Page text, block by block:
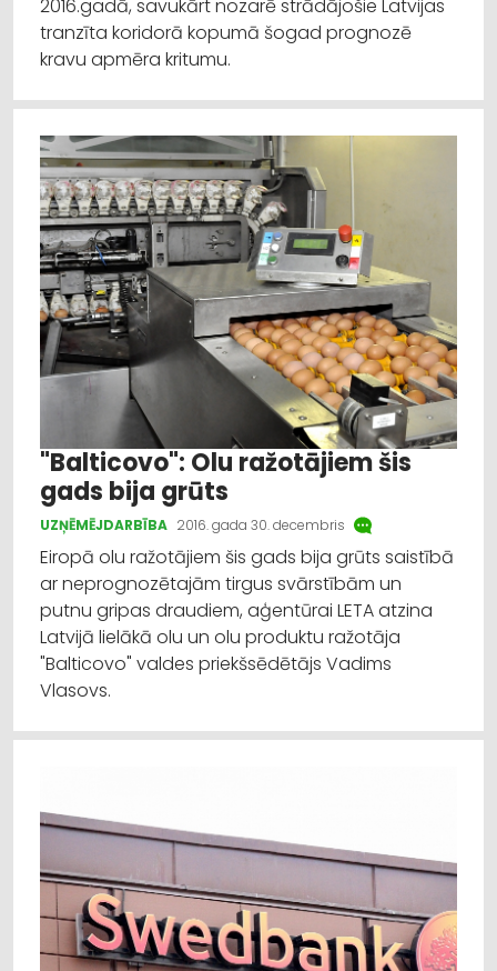
2016.gadā, savukārt nozarē strādājošie Latvijas
tranzīta koridorā kopumā šogad prognozē
kravu apmēra kritumu.
"Balticovo": Olu ražotājiem šis
gads bija grūts
UZŅĒMĒJDARBĪBA 2016. gada 30. decembris
Eiropā olu ražotājiem šis gads bija grūts saistībā
ar neprognozētajām tirgus svārstībām un
putnu gripas draudiem, aģentūrai LETA atzina
Latvijā lielākā olu un olu produktu ražotāja
"Balticovo" valdes priekšsēdētājs Vadims
Vlasovs.